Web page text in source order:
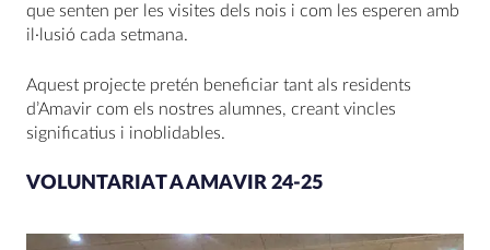
que senten per les visites dels nois i com les esperen amb
il·lusió cada setmana.
Aquest projecte pretén beneficiar tant als residents
d’Amavir com els nostres alumnes, creant vincles
significatius i inoblidables.
VOLUNTARIAT A AMAVIR 24-25